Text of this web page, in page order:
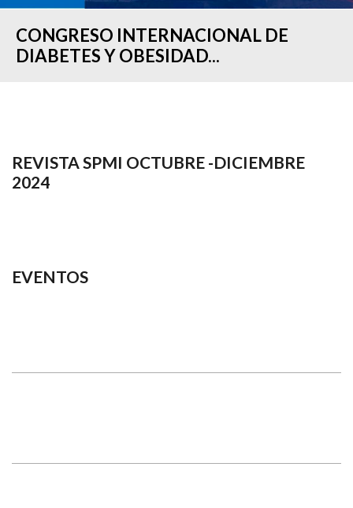
CONGRESO INTERNACIONAL DE
DIABETES Y OBESIDAD...
REVISTA SPMI OCTUBRE -DICIEMBRE
2024
EVENTOS